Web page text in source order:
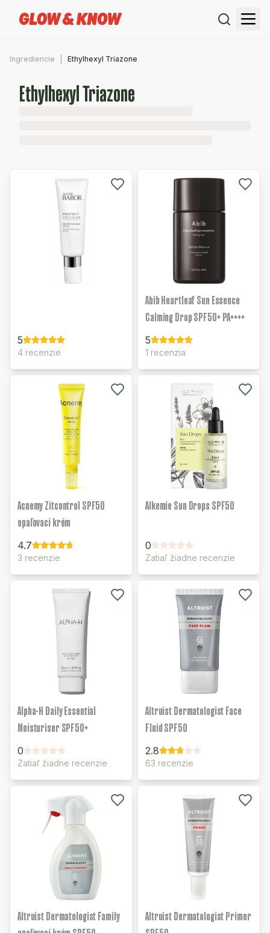
Ingrediencie Ethylhexyl Triazone
Ethylhexyl Triazone
5
4 recenzie
Abib Heartleaf Sun Essence
Calming Drop SPF50+ PA++++
5
1 recenzia
Acnemy Zitcontrol SPF50
opaľovací krém
4.7
3 recenzie
Alkemie Sun Drops SPF50
0
Zatiaľ žiadne recenzie
Alpha-H Daily Essential
Moisturiser SPF50+
0
Zatiaľ žiadne recenzie
Altruist Dermatologist Face
Fluid SPF50
2.8
63 recenzie
Altruist Dermatologist Family
Altruist Dermatologist Primer